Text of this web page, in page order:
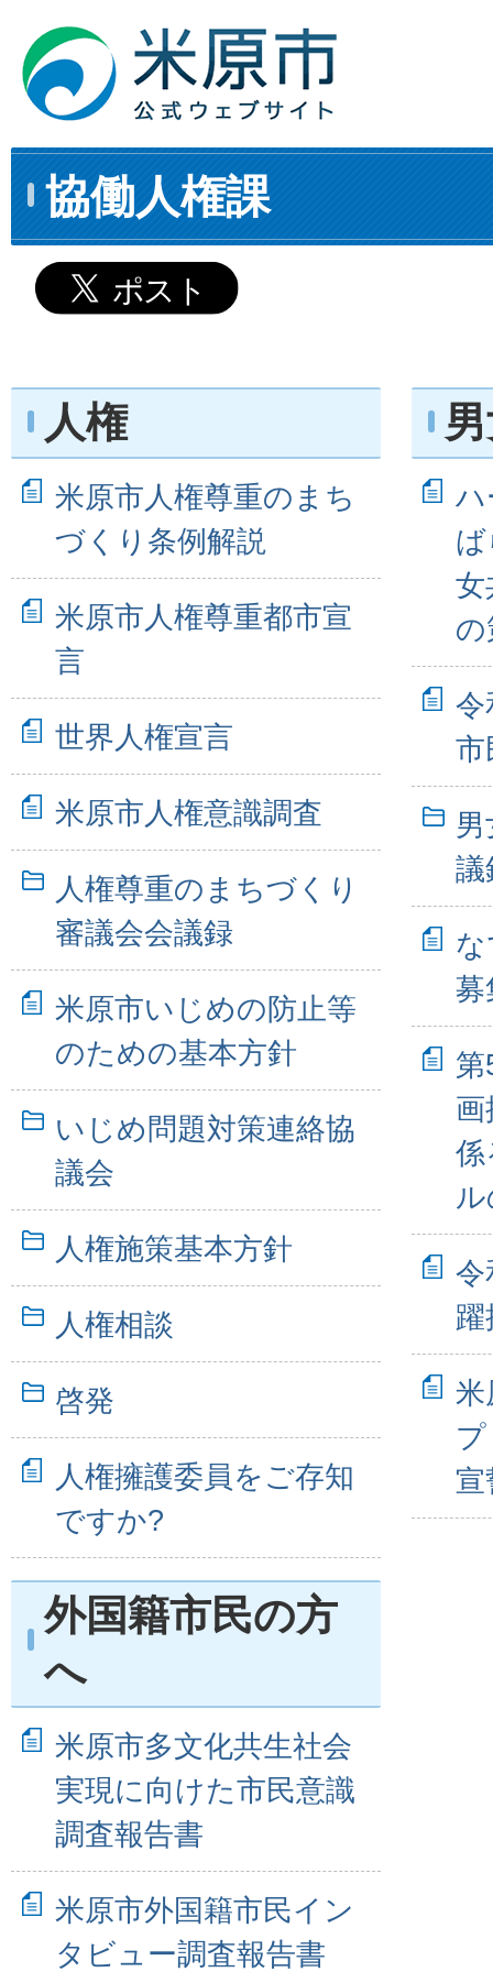
協働人権課
人権
米原市人権尊重のまち
づくり条例解説
米原市人権尊重都市宣
言
世界人権宣言
米原市人権意識調査
人権尊重のまちづくり
審議会会議録
米原市いじめの防止等
のための基本方針
いじめ問題対策連絡協
議会
人権施策基本方針
人権相談
啓発
人権擁護委員をご存知
ですか?
ハ
ば
女
令
市
議
募
第
画
係
令
米
宣
外国籍市民の方
へ
米原市多文化共生社会
実現に向けた市民意識
調査報告書
米原市外国籍市民イン
タビュー調査報告書